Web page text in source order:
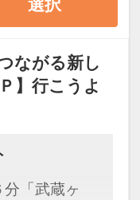
ウントが必
すると自動
選択
ながる新し
】行こうよ
「武蔵ヶ